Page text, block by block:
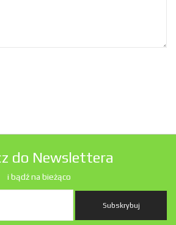
do Newslettera
i bądź na bieżąco